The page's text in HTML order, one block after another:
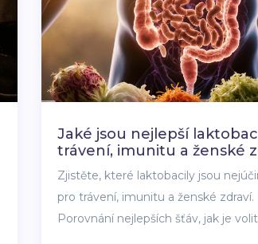
Jaké jsou nejlepší
trávení, imunitu a ženské
Zjistěte, které laktobacily jsou
pro trávení, imunitu a ženské zdraví.
Porovnání nejlepších šťáv, jak je